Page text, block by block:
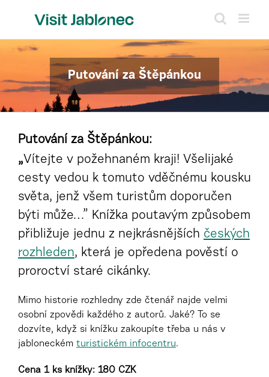
Putování za Štěpánkou
Putování za Štěpánkou:
„Vítejte v požehnaném kraji! Všelijaké
cesty vedou k tomuto vděčnému kousku
světa, jenž všem turistům doporučen
býti může…” Knížka poutavým způsobem
přibližuje jednu z nejkrásnějších českých
rozhleden, která je opředena pověstí o
proroctví staré cikánky.
Mimo historie rozhledny zde čtenář najde velmi
osobní zpovědi každého z autorů. Jaké? To se
dozvíte, když si knížku zakoupíte třeba u nás v
jabloneckém turistickém infocentru.
Cena 1 ks knížky: 180 CZK